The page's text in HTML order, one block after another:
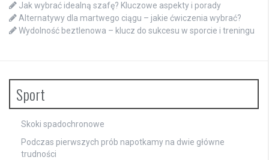
Jak wybrać idealną szafę? Kluczowe aspekty i porady
Alternatywy dla martwego ciągu – jakie ćwiczenia wybrać?
Wydolność beztlenowa – klucz do sukcesu w sporcie i treningu
Sport
Skoki spadochronowe
Podczas pierwszych prób napotkamy na dwie główne
trudności